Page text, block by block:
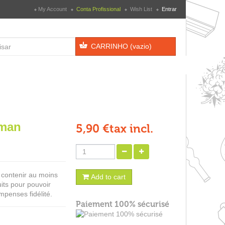
My Account Conta Profissional Wish List Entrar
CARRINHO (vazio)
au moins
pour pouvoir
fidélité.
5,90 €tax incl.
Add to cart
Paiement 100% sécurisé